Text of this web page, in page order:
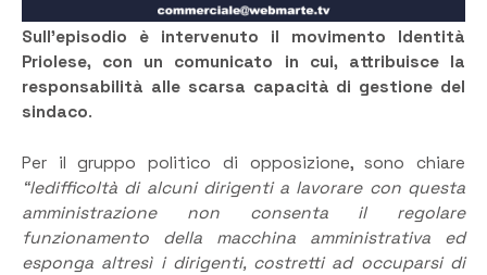
Sull’episodio è intervenuto il movimento Identità
Priolese, con un comunicato in cui, attribuisce la
responsabilità alle scarsa capacità di gestione del
sindaco.
Per il gruppo politico di opposizione, sono chiare
“ledifficoltà di alcuni dirigenti a lavorare con questa
amministrazione non consenta il regolare
funzionamento della macchina amministrativa ed
esponga altresì i dirigenti, costretti ad occuparsi di